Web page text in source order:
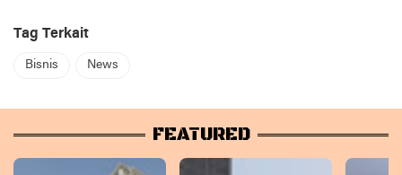
Tag Terkait
Bisnis News
FEATURED